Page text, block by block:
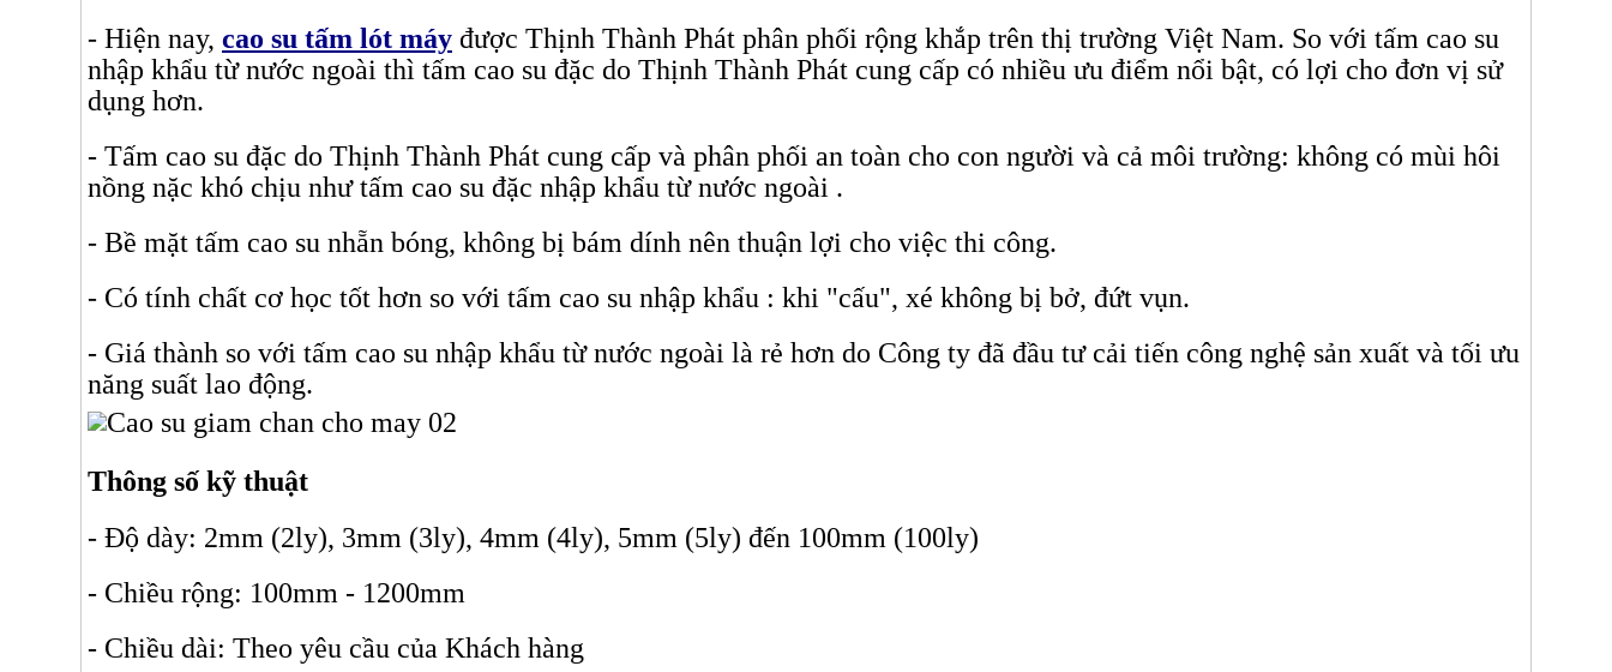
- Hiện nay, cao su tấm lót máy được Thịnh Thành Phát phân phối rộng khắp trên thị trường Việt Nam. So với tấm cao su
nhập khẩu từ nước ngoài thì tấm cao su đặc do Thịnh Thành Phát cung cấp có nhiều ưu điểm nổi bật, có lợi cho đơn vị sử
dụng hơn.
- Tấm cao su đặc do Thịnh Thành Phát cung cấp và phân phối an toàn cho con người và cả môi trường: không có mùi hôi
nồng nặc khó chịu như tấm cao su đặc nhập khẩu từ nước ngoài .
- Bề mặt tấm cao su nhẵn bóng, không bị bám dính nên thuận lợi cho việc thi công.
- Có tính chất cơ học tốt hơn so với tấm cao su nhập khẩu : khi "cấu", xé không bị bở, đứt vụn.
- Giá thành so với tấm cao su nhập khẩu từ nước ngoài là rẻ hơn do Công ty đã đầu tư cải tiến công nghệ sản xuất và tối ưu
năng suất lao động.
Thông số kỹ thuật
- Độ dày: 2mm (2ly), 3mm (3ly), 4mm (4ly), 5mm (5ly) đến 100mm (100ly)
- Chiều rộng: 100mm - 1200mm
- Chiều dài: Theo yêu cầu của Khách hàng